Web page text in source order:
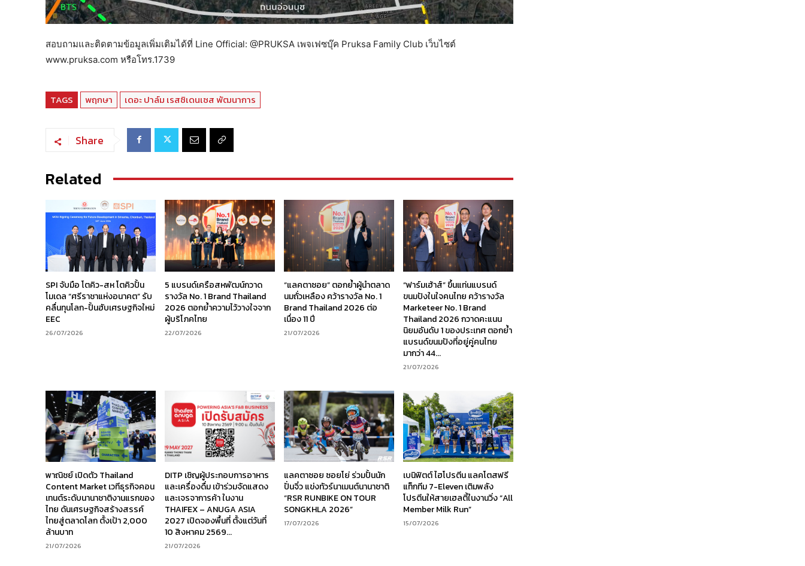
สอบถามและติดตามข้อมูลเพิ่มเติมได้ที่ Line Official: @PRUKSA เพจเฟซบุ๊ค Pruksa Family Club เว็บไซต์
www.pruksa.com หรือโทร.1739
TAGS พฤกษา เดอะ ปาล์ม เรสซิเดนเซส พัฒนาการ
Share
Related
SPI จับมือ โตคิว-สห โตคิวปั้น
โมเดล “ศรีราชาแห่งอนาคต” รับ
คลื่นทุนโลก-ปั้นฮับเศรษฐกิจใหม่
EEC
26/07/2026
5 แบรนด์เครือสหพัฒน์กวาด
รางวัล No. 1 Brand Thailand
2026 ตอกย้ำความไว้วางใจจาก
ผู้บริโภคไทย
22/07/2026
“แลคตาซอย” ตอกย้ำผู้นำตลาด
นมถั่วเหลือง คว้ารางวัล No. 1
Brand Thailand 2026 ต่อ
เนื่อง 11 ปี
21/07/2026
“ฟาร์มเฮ้าส์” ขึ้นแท่นแบรนด์
ขนมปังในใจคนไทย คว้ารางวัล
Marketeer No. 1 Brand
Thailand 2026 กวาดคะแนน
นิยมอันดับ 1 ของประเทศ ตอกย้ำ
แบรนด์ขนมปังที่อยู่คู่คนไทย
มากว่า 44...
21/07/2026
พาณิชย์ เปิดตัว Thailand
Content Market เวทีธุรกิจคอน
เทนต์ระดับนานาชาติงานแรกของ
ไทย ดันเศรษฐกิจสร้างสรรค์
ไทยสู่ตลาดโลก ตั้งเป้า 2,000
ล้านบาท
21/07/2026
DITP เชิญผู้ประกอบการอาหาร
และเครื่องดื่ม เข้าร่วมจัดแสดง
และเจรจาการค้า ในงาน
THAIFEX – ANUGA ASIA
2027 เปิดจองพื้นที่ ตั้งแต่วันที่
10 สิงหาคม 2569...
21/07/2026
แลคตาซอย ซอยโย่ ร่วมปั้นนัก
ปั่นจิ๋ว แข่งทัวร์นาเมนต์นานาชาติ
“RSR RUNBIKE ON TOUR
SONGKHLA 2026”
17/07/2026
เบนิฟิตต์ ไฮโปรตีน แลคโตสฟรี
แท็กทีม 7-Eleven เติมพลัง
โปรตีนให้สายเฮลตี้ในงานวิ่ง “All
Member Milk Run”
15/07/2026